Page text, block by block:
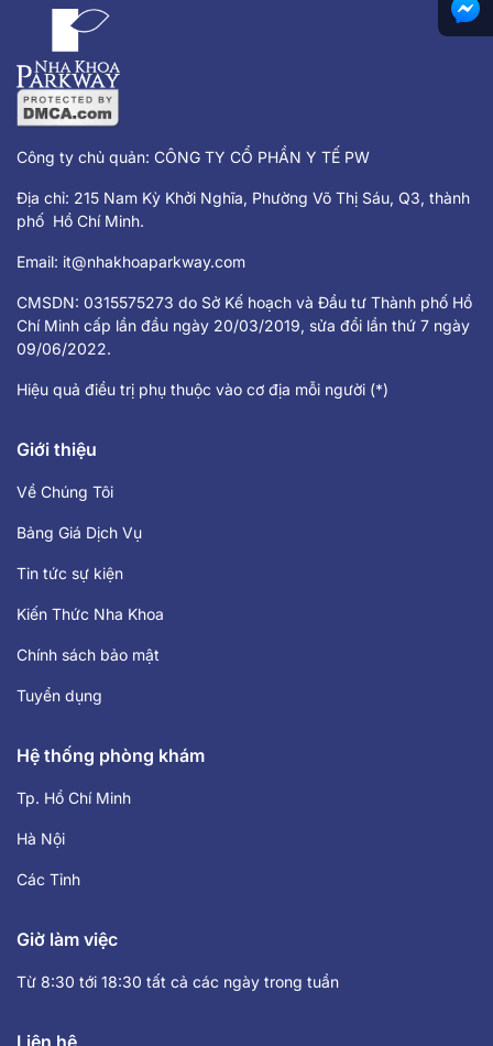
Công ty chủ quản: CÔNG TY CỔ PHẦN Y TẾ PW
Địa chỉ: 215 Nam Kỳ Khởi Nghĩa, Phường Võ Thị Sáu, Q3, thành
phố Hồ Chí Minh.
Email: it@nhakhoaparkway.com
CMSDN: 0315575273 do Sở Kế hoạch và Đầu tư Thành phố Hồ
Chí Minh cấp lần đầu ngày 20/03/2019, sửa đổi lần thứ 7 ngày
09/06/2022.
Hiệu quả điều trị phụ thuộc vào cơ địa mỗi người (*)
Giới thiệu
Về Chúng Tôi
Bảng Giá Dịch Vụ
Tin tức sự kiện
Kiến Thức Nha Khoa
Chính sách bảo mật
Tuyển dụng
Hệ thống phòng khám
Tp. Hồ Chí Minh
Hà Nội
Các Tỉnh
Giờ làm việc
Từ 8:30 tới 18:30 tất cả các ngày trong tuần